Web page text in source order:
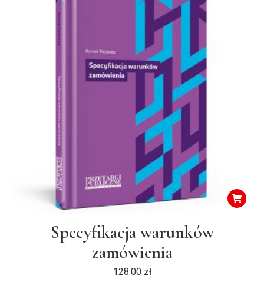
Specyfikacja warunków
zamówienia
128.00 zł